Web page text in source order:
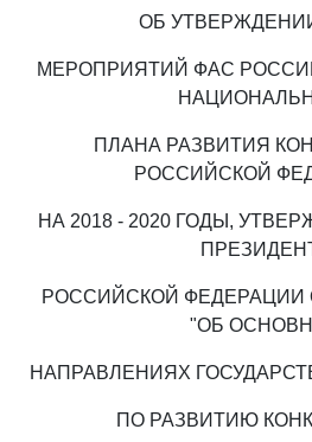
ОБ
МЕРОПРИЯТИЙ ФАС
ПЛАНА РАЗВИТИЯ
РОССИЙСКОЙ
НА 2018 - 2020 ГОДЫ,
РОССИЙСКОЙ ФЕДЕРАЦИИ
"ОБ
НАПРАВЛЕНИЯХ
ПО РАЗВИТИЮ